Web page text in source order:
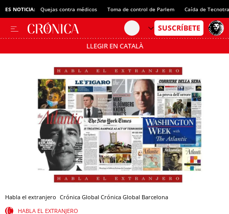
ES NOTICIA: Quejas contra médicos Toma de control de Parlem Caída de
LLEGIR EN CATALÀ
Pásate al MODO AHORRO
Habla el extranjero Crónica Global Crónica Global Barcelona
HABLA EL EXTRANJERO